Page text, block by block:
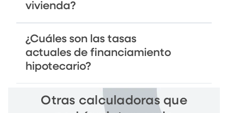
vivienda?
¿Cuáles son las tasas
actuales de financiamiento
hipotecario?
Otras calculadoras que